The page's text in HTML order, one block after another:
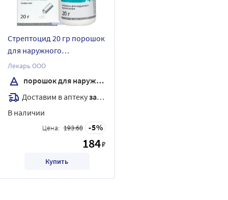
Стрептоцид 20 гр порошок
для наружного
применения банка
Лекарь ООО
порошок для наружного применения
Доставим в аптекузавтра
В наличии
Цена: 193.68 5
184₽
Купить